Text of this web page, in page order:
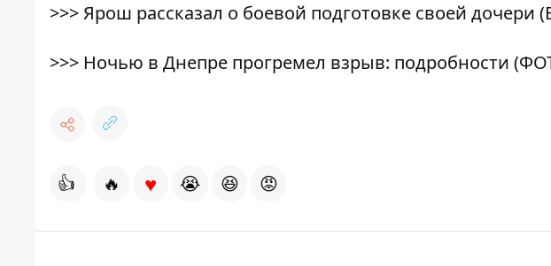
>>>Ярош рассказал о боевой подготовке своей дочери
>>> Ночью в Днепре прогремел взрыв: подробности
👍 🔥 ♥ 😭 😆 😡